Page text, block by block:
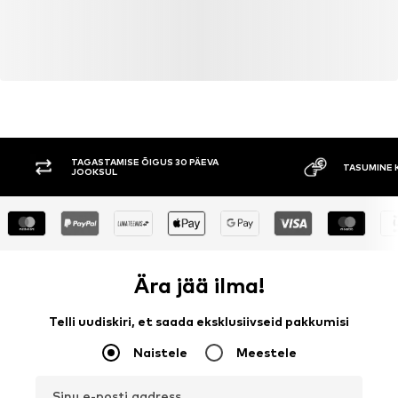
TAGASTAMISE ÕIGUS 30 PÄEVA
JOOKSUL
TASUMINE
Ära jää ilma!
Telli uudiskiri, et saada eksklusiivseid pakkumisi
Naistele Meestele